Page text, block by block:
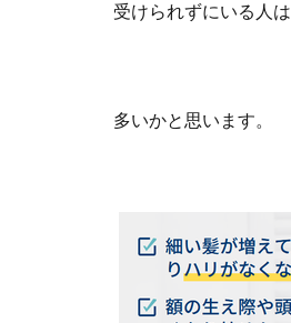
受けられずにいる人は
多いかと思います。